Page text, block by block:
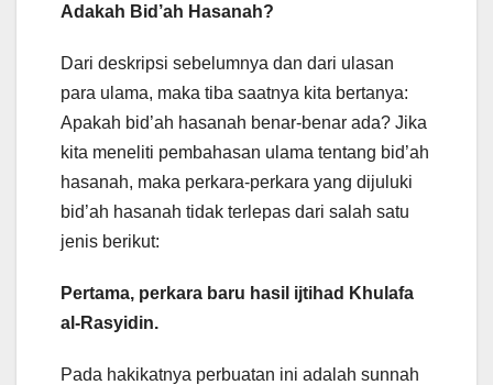
Adakah Bid’ah Hasanah?
Dari deskripsi sebelumnya dan dari ulasan
para ulama, maka tiba saatnya kita bertanya:
Apakah bid’ah hasanah benar-benar ada? Jika
kita meneliti pembahasan ulama tentang bid’ah
hasanah, maka perkara-perkara yang dijuluki
bid’ah hasanah tidak terlepas dari salah satu
jenis berikut:
Pertama, perkara baru hasil ijtihad K hulafa
al-Rasyidin.
Pada hakikatnya perbuatan ini adalah sunnah